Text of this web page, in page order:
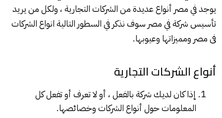
يوجد في مصر أنواع عديدة من الشركات التجارية ، ولكل من يريد
تأسيس شركة في مصر سوف نذكر في السطور التالية انواع الشركات
فى مصر ومميزاتها وعيوبها.
أنواع الشركات التجارية
إذا كان لديك شركة بالفعل ، أو لا تعرف أو تفعل كل
المعلومات حول أنواع الشركات وخصائصها.